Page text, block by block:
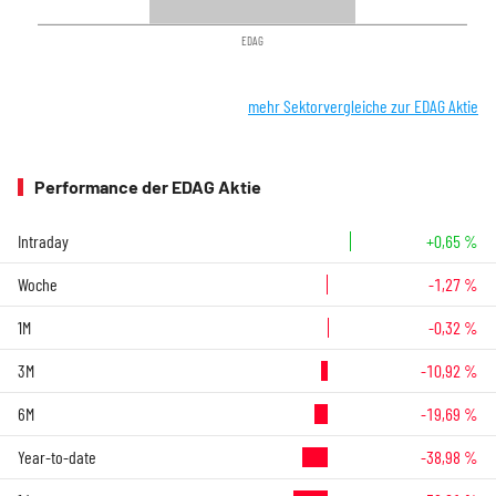
EDAG
mehr Sektorvergleiche zur EDAG Aktie
Performance der EDAG Aktie
Intraday +0,65 %
Woche -1,27 %
1M -0,32 %
3M -10,92 %
6M -19,69 %
Year-to-date -38,98 %